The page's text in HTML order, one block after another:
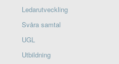
Ledarutveckling
Svåra samtal
UGL
Utbildning